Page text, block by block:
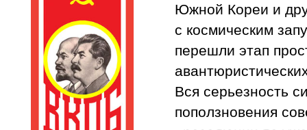
Южной Кореи и
с космическим
перешли этап
Вся серьезность
поползновения